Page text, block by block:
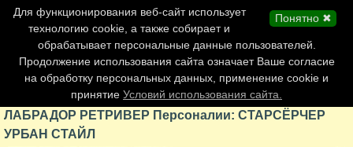
Главная страница
Обновления сайта
Контакты
Персоналии
Форум
ЛАБРАДОР РЕТРИВЕР Персоналии: СТАРСЁРЧЕР
УРБАН СТАЙЛ
Понятно ✖
Для функционирования веб-сайт использует
технологию cookie, а также собирает и
обрабатывает персональные данные пользователей.
Продолжение использования сайта означает Ваше согласие
на обработку персональных данных, применение cookie и
принятие Условий использования сайта.